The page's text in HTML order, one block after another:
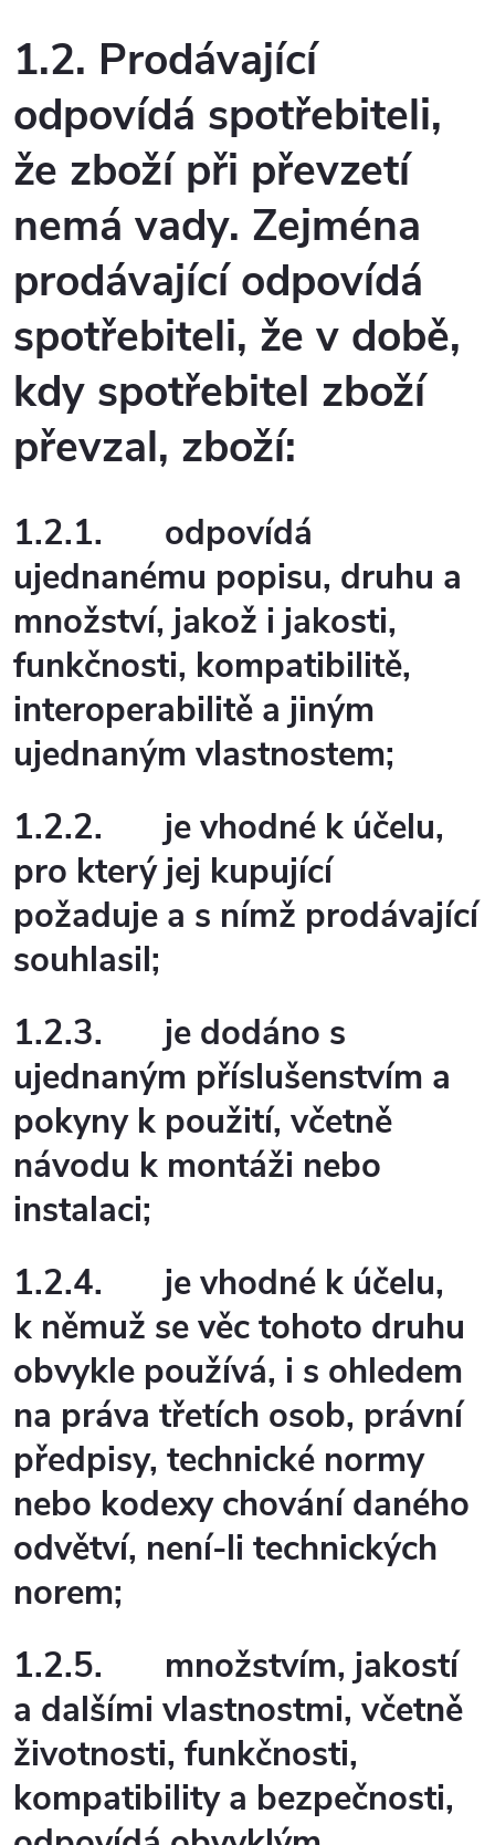
1.2. Prodávající
odpovídá spotřebiteli,
že zboží při převzetí
nemá vady. Zejména
prodávající odpovídá
spotřebiteli, že v době,
kdy spotřebitel zboží
převzal, zboží:
1.2.1. odpovídá
ujednanému popisu, druhu a
množství, jakož i jakosti,
funkčnosti, kompatibilitě,
interoperabilitě a jiným
ujednaným vlastnostem;
1.2.2. je vhodné k účelu,
pro který jej kupující
požaduje a s nímž prodávající
souhlasil;
1.2.3. je dodáno s
ujednaným příslušenstvím a
pokyny k použití, včetně
návodu k montáži nebo
instalaci;
1.2.4. je vhodné k účelu,
k němuž se věc tohoto druhu
obvykle používá, i s ohledem
na práva třetích osob, právní
předpisy, technické normy
nebo kodexy chování daného
odvětví, není-li technických
norem;
1.2.5. množstvím, jakostí
a dalšími vlastnostmi, včetně
životnosti, funkčnosti,
kompatibility a bezpečnosti,